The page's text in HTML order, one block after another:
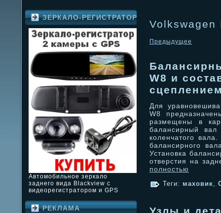
ЗЕРКАЛО-РЕГИСТРАТОР
Автомобильное зеркало
заднего вида Blackview с
видеорегистратором и GPS
РЕКЛАМА
Volkswagen
Предыдущее
W8 и
Для
W8
размещены в
балансирный
коленчатого
балансирного
Установка
отверстия на
полностью
Теги: маховик,